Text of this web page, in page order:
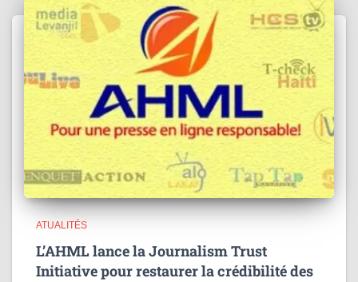
ATUALITÉS
L’AHML lance la Journalism Trust
Initiative pour restaurer la crédibilité des